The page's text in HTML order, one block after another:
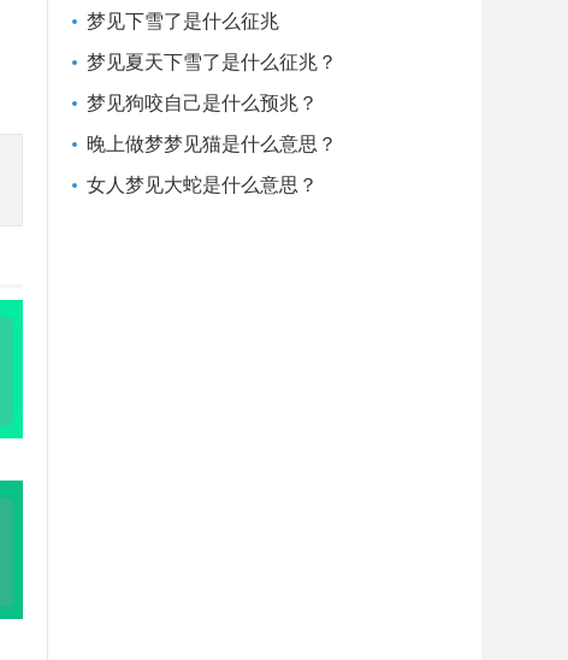
梦见下雪了是什么征兆
梦见夏天下雪了是什么征兆？
梦见狗咬自己是什么预兆？
晚上做梦梦见猫是什么意思？
女人梦见大蛇是什么意思？